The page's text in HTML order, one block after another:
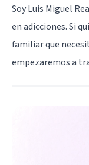
Soy Luis Miguel
en adicciones. Si
familiar que
empezaremos a